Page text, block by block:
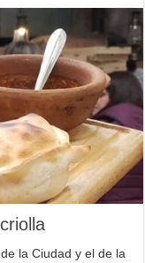
la Ciudad y el de la